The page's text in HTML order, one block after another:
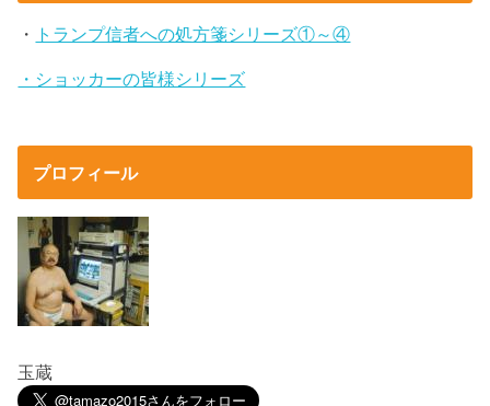
・ トランプ信者への処方箋シリーズ①～④
・ショッカーの皆様シリーズ
プロフィール
玉蔵